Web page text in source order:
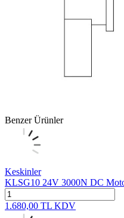
Benzer Ürünler
Keskinler
KLSG10 24V 3000N DC
1.680,00 TL KDV